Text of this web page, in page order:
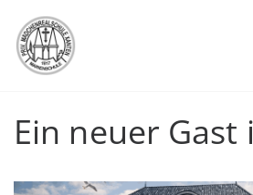
Ein neuer